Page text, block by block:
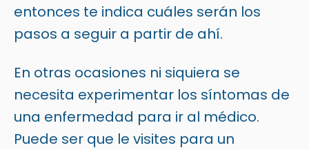
entonces te indica cuáles serán los
pasos a seguir a partir de ahí.
En otras ocasiones ni siquiera se
necesita experimentar los síntomas de
una enfermedad para ir al médico.
Puede ser que le visites para un